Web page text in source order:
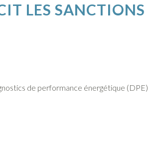
LES SANCTIONS
de performance énergétique (DPE)